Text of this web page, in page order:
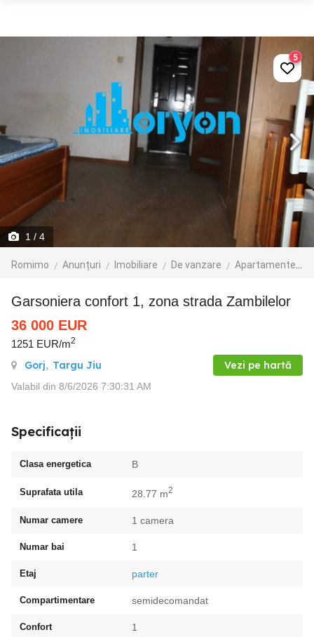
1 / 4
Romimo Anunțuri Imobiliare De vanzare Apartamente de vanzare
5
Garsoniera confort 1, zona strada Zambilelor
36 000 EUR
1251 EUR/m2
Gorj, Targu Jiu Vezi pe hartă
Valabil din 8/6/2026 7:30:31 AM
Specificații
Clasa energetica B
Suprafata utila 28.77 m2
Numar camere 1 camera
Numar bai 1
Etaj parter
Compartimentare semidecomandat
Confort 1